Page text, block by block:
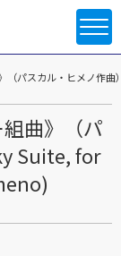
（パスカル・ヒメノ作
曲》（パ
Suite, for